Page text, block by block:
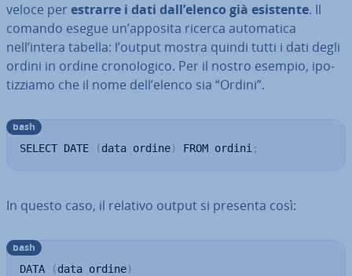
veloce per estrarre i dati dall’elenco già esistente. Il
comando esegue un’apposita ricerca au­to­ma­ti­ca
nell’intera tabella: l’output mostra quindi tutti i dati degli
ordini in ordine cro­no­lo­gi­co. Per il nostro esempio, ipo­
tiz­zia­mo che il nome dell’elenco sia “Ordini”.
SELECT DATE (data ordine) FROM ordini ;
bash
In questo caso, il relativo output si presenta così:
DATA (data ordine)
bash